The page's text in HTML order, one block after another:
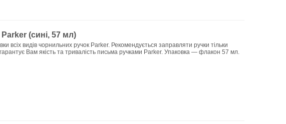
(сині, 57 мл)
всіх видів чорнильних ручок Parker. Рекомендується заправляти ручки тільки
Вам якість та тривалість письма ручками Parker. Упаковка — флакон 57 мл.